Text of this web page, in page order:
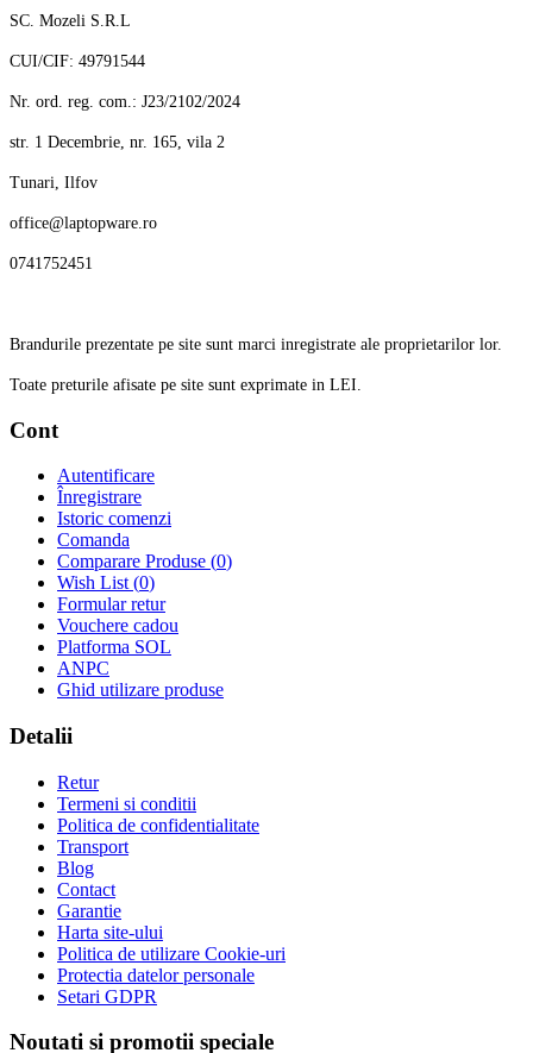
SC. Mozeli S.R.L
CUI/CIF: 49791544
Nr. ord. reg. com.: J23/2102/2024
str. 1 Decembrie, nr. 165, vila 2
Tunari, Ilfov
office@laptopware.ro
0741752451
Brandurile prezentate pe site sunt marci inregistrate ale proprietarilor lor.
Toate preturile afisate pe site sunt exprimate in LEI.
Cont
Autentificare
Înregistrare
Istoric comenzi
Comanda
Comparare Produse (0)
Wish List (0)
Formular retur
Vouchere cadou
Platforma SOL
ANPC
Ghid utilizare produse
Detalii
Retur
Termeni si conditii
Politica de confidentialitate
Transport
Blog
Contact
Garantie
Harta site-ului
Politica de utilizare Cookie-uri
Protectia datelor personale
Setari GDPR
Noutati si promotii speciale